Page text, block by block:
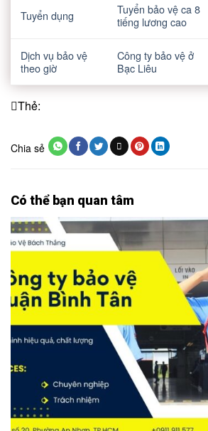
Tuyển dụng
Tuyển bảo vệ ca 8
tiếng lương cao
Dịch vụ bảo vệ
theo giờ
Công ty bảo vệ ở
Bạc Liêu
Thẻ:
Chia sẻ
Có thể bạn quan tâm